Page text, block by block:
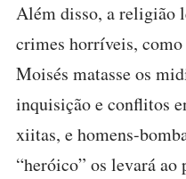
Além disso, a religião
crimes horríveis, como
Moisés matasse os
inquisição e conflitos
xiitas, e homens-
“heróico” os levará